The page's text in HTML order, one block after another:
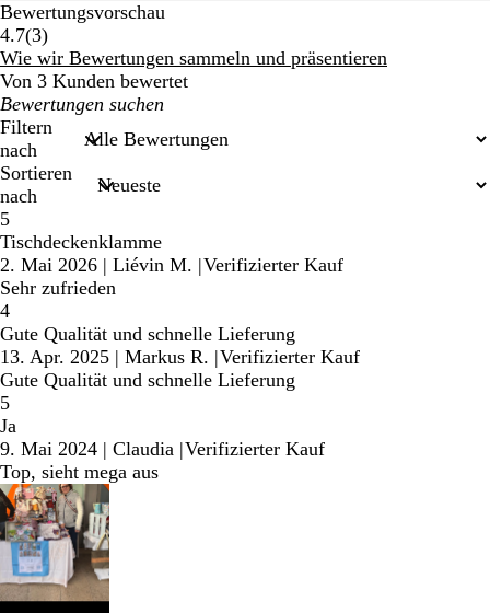
Bewertungsvorschau
4.7(33
Bewertungen
)
Wie wir Bewertungen sammeln und präsentieren
Von 3 Kunden bewertet
Meine
Sucheingaben
Filtern
nach
Sortieren
nach
5
Tischdeckenklamme
2. Mai 2026 | Liévin M. |Verifizierter Kauf
Sehr zufrieden
4
Gute Qualität und schnelle Lieferung
13. Apr. 2025 | Markus R. |Verifizierter Kauf
Gute Qualität und schnelle Lieferung
5
Ja
9. Mai 2024 | Claudia |Verifizierter Kauf
Top, sieht mega aus